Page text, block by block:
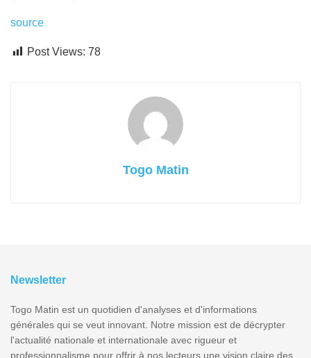
source
Post Views: 78
Togo Matin
Newsletter
Togo Matin est un quotidien d'analyses et d'informations
générales qui se veut innovant. Notre mission est de décrypter
l'actualité nationale et internationale avec rigueur et
professionnalisme pour offrir à nos lecteurs une vision claire des